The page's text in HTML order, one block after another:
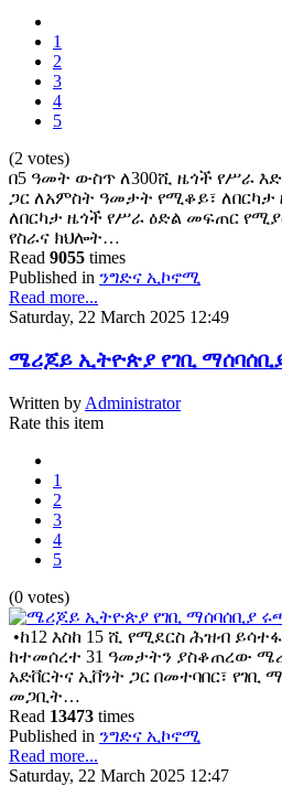
1
2
3
4
5
(2 votes)
በ5 ዓመት ውስጥ ለ300ሺ ዜጎች የሥራ
ጋር ለአምስት ዓመታት የሚቆይ፣
ለበርካታ ዜጎች የሥራ ዕድል መፍጠር
የስራና ክህሎት…
Read 9055 times
Published in ንግድና ኢኮኖሚ
Read more...
Saturday, 22 March 2025 12:49
ሜሪጆይ ኢትዮጵያ የገቢ
Written by Administrator
Rate this item
1
2
3
4
5
(0 votes)
•ከ12 እስከ 15 ሺ የሚደርስ ሕዝብ
ከተመሰረተ 31 ዓመታትን ያስቆጠረው
አድቨርትና ኢቨንት ጋር በመተባበር፣
መጋቢት…
Read 13473 times
Published in ንግድና ኢኮኖሚ
Read more...
Saturday, 22 March 2025 12:47